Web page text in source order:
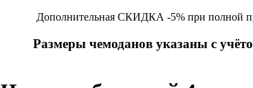
Дополнительная СКИДКА -5% при полной
Размеры чемоданов указаны с